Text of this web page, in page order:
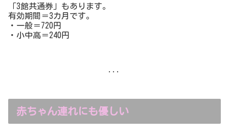
「3館共通券」もあります。
有効期間＝3カ月です。
・一般＝720円
・小中高＝240円
赤ちゃん連れにも優しい